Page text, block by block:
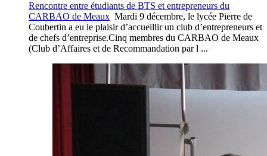
Rencontre entre étudiants de BTS et entrepreneurs du
CARBAO de Meaux Mardi 9 décembre, le lycée Pierre de
Coubertin a eu le plaisir d’accueillir un club d’entrepreneurs et
de chefs d’entreprise.Cinq membres du CARBAO de Meaux
(Club d’Affaires et de Recommandation par l ...